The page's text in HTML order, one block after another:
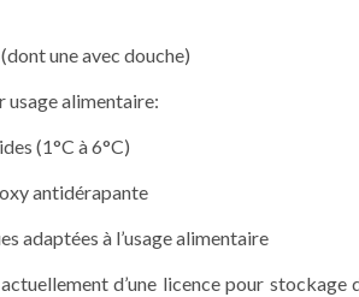
une avec douche)
usage alimentaire:
(1°C à 6°C)
antidérapante
adaptées à l’usage alimentaire
d’une licence pour